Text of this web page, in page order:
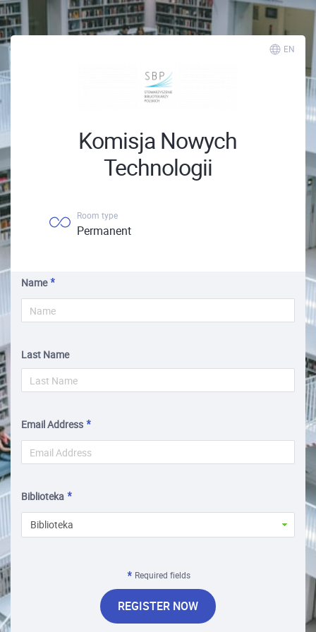
EN
Komisja Nowych
Technologii
Room type
Permanent
Name
Last Name
Email Address
Biblioteka
Biblioteka
Required fields
REGISTER NOW